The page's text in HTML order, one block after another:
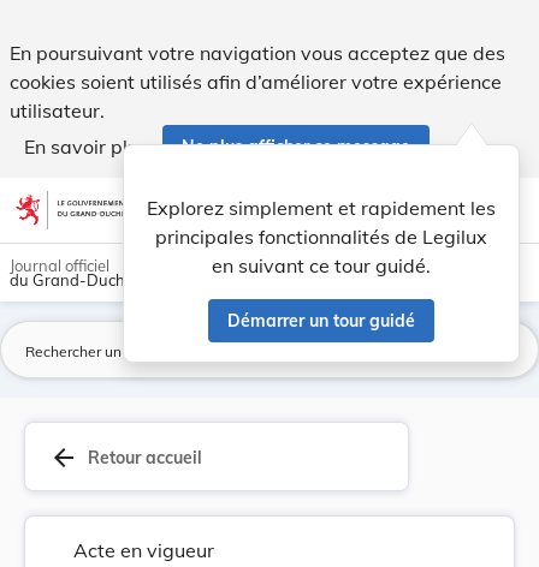
En poursuivant votre navigation vous acceptez que des
cookies soient utilisés afin d’améliorer votre expérience
utilisateur.
En savoir plus
Ne plus afficher ce message
Aller au contenu account_circle help Aide
Explorez simplement et rapidement les
principales fonctionnalités de Legilux
en suivant ce tour guidé.
Démarrer un tour guidé
light_mode dark_mode
Journal officiel
du Grand-Duché de Luxembourg
arrow_back Retour accueil
Acte en vigueur